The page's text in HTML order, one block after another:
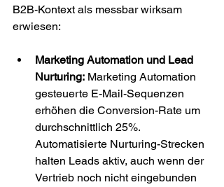
B2B-Kontext als messbar wirksam
erwiesen:
Marketing Automation und Lead
Nurturing: Marketing Automation
gesteuerte E-Mail-Sequenzen
erhöhen die Conversion-Rate um
durchschnittlich 25%.
Automatisierte Nurturing-Strecken
halten Leads aktiv, auch wenn der
Vertrieb noch nicht eingebunden